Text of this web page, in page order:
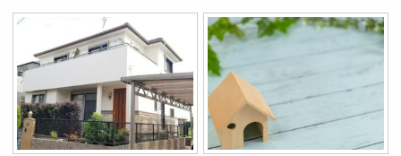
っただけに、すごく感謝していました。その後のア
フターフォローが残念すぎた。結局契約すればそれ
で良しなのでしょうか？忙しいのは分かりますが、
担当のミスで再度依頼しても謝る言葉も無かった事
にとても違和感を感じます。あとは色のバリエーシ
ョンを決める時に、納期があまり無かったのもある
が「できる」と言われ、依頼したはずの内容がはず
された。できる事なら最終確認して欲しかったで